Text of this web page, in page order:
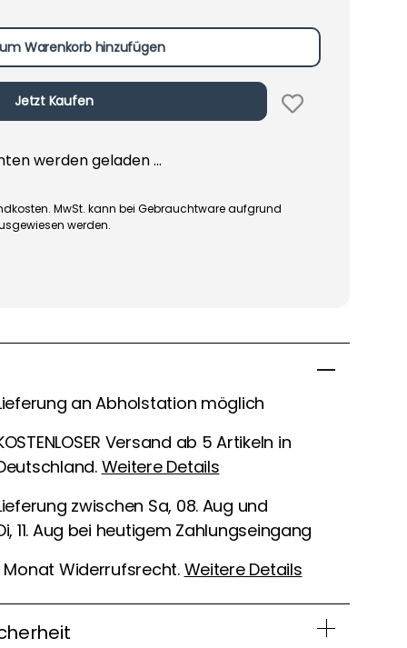
Warenkorb hinzufügen
Jetzt Kaufen
werden geladen ...
MwSt. kann bei Gebrauchtware aufgrund
werden.
an Abholstation möglich
Versand ab 5 Artikeln in
Weitere Details
zwischen Sa, 08. Aug und
11. Aug bei heutigem Zahlungseingang
Monat Widerrufsrecht. Weitere Details